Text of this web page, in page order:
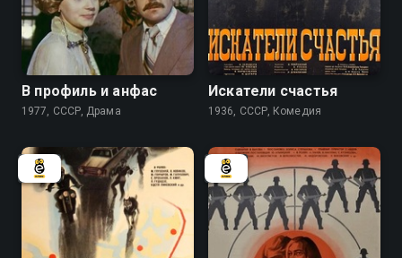
6.6
В профиль и анфас
1977, СССР, Драма
6.2
Искатели счастья
1936, СССР, Комедия